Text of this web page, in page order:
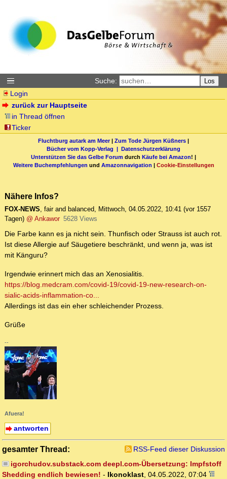
Suche: Los
Login
zurück zur Hauptseite
in Thread öffnen
Ticker
Fluchtburg autark am Meer| Zum Tode Jürgen Küßners |
Bücher vom Kopp-Verlag | Datenschutzerklärung
Unterstützen Sie das Gelbe Forum durch Käufe bei Amazon! |
Weitere Buchempfehlungen und Amazonnavigation | Cookie-Einstellungen
Nähere Infos?
FOX-NEWS, fair and balanced, Mittwoch, 04.05.2022, 10:41 (vor 1557
Tagen) @ Ankawor 5628 Views
Die Farbe kann es ja nicht sein. Thunfisch oder Strauss ist auch rot.
Ist diese Allergie auf Säugetiere beschränkt, und wenn ja, was ist
mit Känguru?
Irgendwie erinnert mich das an Xenosialitis.
https://blog.medcram.com/covid-19/covid-19-new-research-on-
sialic-acids-inflammation-co...
Allerdings ist das ein eher schleichender Prozess.
Grüße
--
Afuera!
antworten
gesamter Thread:
RSS-Feed dieser Diskussion
igorchudov.substack.com deepl.com-Übersetzung: Impfstoff
Shedding endlich bewiesen! - Ikonoklast 04.05.2022, 07:04